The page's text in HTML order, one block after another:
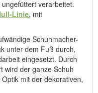
verarbeitet.
Linie, mit
Schuhmacher-
unter dem Fuß durch,
eingesetzt. Durch
wird der ganze Schuh
mit der dekorativen,